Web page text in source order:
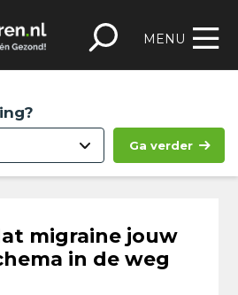
MENU
Ga verder
migraine jouw
in de weg